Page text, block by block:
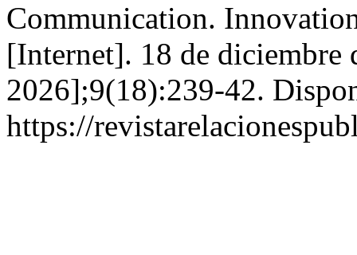
Communication.
[Internet]. 18 de diciembre
2026];9(18):239-42.
https://